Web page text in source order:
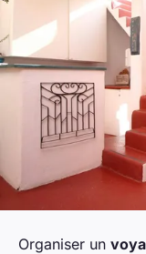
Organiser un